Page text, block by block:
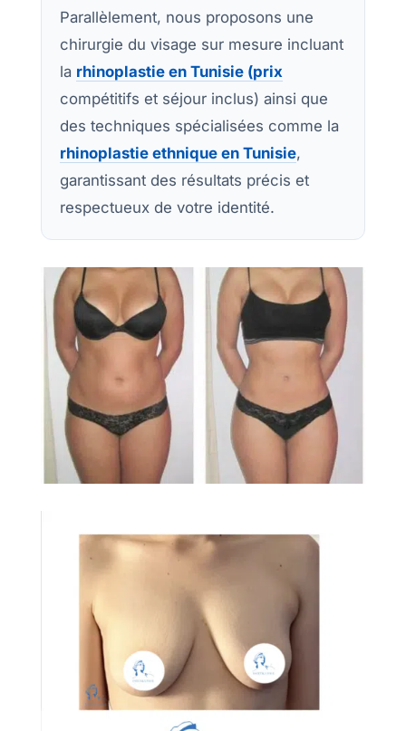
Parallèlement, nous proposons une
chirurgie du visage sur mesure incluant
la rhinoplastie en Tunisie (prix
compétitifs et séjour inclus) ainsi que
des techniques spécialisées comme la
rhinoplastie ethnique en Tunisie,
garantissant des résultats précis et
respectueux de votre identité.